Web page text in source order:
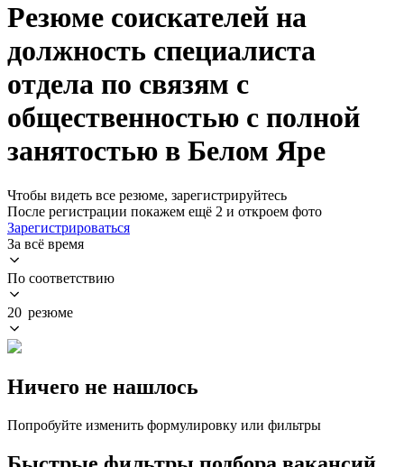
Резюме соискателей на
должность специалиста
отдела по связям с
общественностью с полной
занятостью в Белом Яре
Чтобы видеть все резюме, зарегистрируйтесь
После регистрации покажем ещё 2 и откроем фото
Зарегистрироваться
За всё время
По соответствию
20 резюме
Ничего не нашлось
Попробуйте изменить формулировку или фильтры